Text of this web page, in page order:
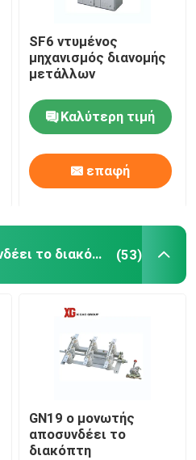
SF6 ντυμένος
μηχανισμός διανομής
μετάλλων
Καλύτερη τιμή
επαφή
Η υψηλή τάση αποσυνδέει το διακόπτη (53)
GN19 ο μονωτής
αποσυνδέει το
διακόπτη